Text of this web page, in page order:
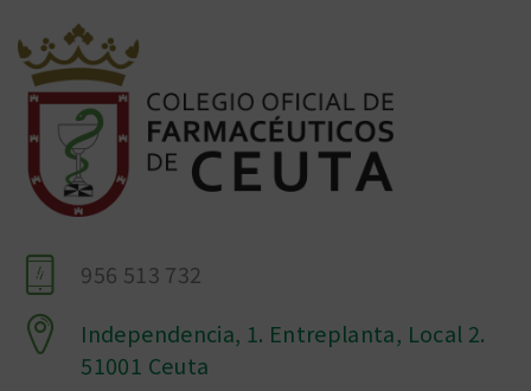
956 513 732
Independencia, 1. Entreplanta, Local 2.
51001 Ceuta